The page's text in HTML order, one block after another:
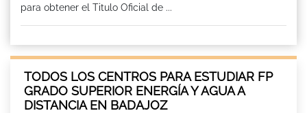
para obtener el Titulo Oficial de ...
TODOS LOS CENTROS PARA ESTUDIAR FP
GRADO SUPERIOR ENERGÍA Y AGUA A
DISTANCIA EN BADAJOZ